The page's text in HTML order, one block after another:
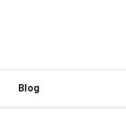
Blog